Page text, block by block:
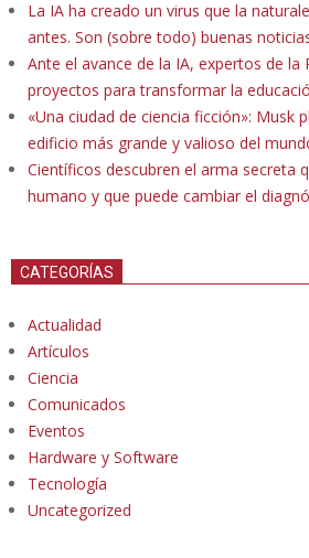
La IA ha creado un virus que la
antes. Son (sobre todo) buenas
Ante el avance de la IA, expertos de la
proyectos para transformar la
«Una ciudad de ciencia ficción»: Musk
edificio más grande y valioso del
Científicos descubren el arma secreta
humano y que puede cambiar el
CATEGORÍAS
Actualidad
Artículos
Ciencia
Comunicados
Eventos
Hardware y Software
Tecnología
Uncategorized